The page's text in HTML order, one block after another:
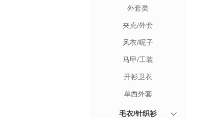
外套类
夹克/外套
风衣/呢子
马甲/工装
开衫卫衣
单西外套
毛衣/针织衫